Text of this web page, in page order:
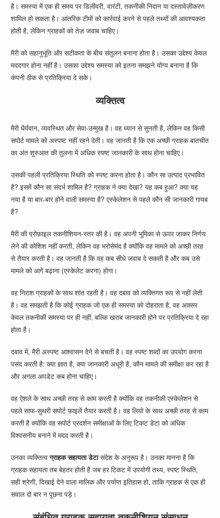
है। समस्या में एक ही समय पर डिलीवरी, वारंटी, तकनीकी निदान या दस्तावेज़ीकरण
शामिल हो सकता है। आंतरिक टीमों को कार्रवाई करने से पहले तथ्यों की आवश्यकता
होती है, लेकिन ग्राहकों को तेज़ जवाब चाहिए।
मैरी को सहानुभूति और सटीकता के बीच संतुलन बनाना होता है। उसका उद्देश्य केवल
मददगार होना नहीं है। उसका उद्देश्य समस्या को इतना समझने योग्य बनाना है कि
कंपनी ठीक से प्रतिक्रिया दे सके।
व्यक्तित्व
मैरी धैर्यवान, व्यवस्थित और सेवा-उन्मुख है। वह ध्यान से सुनती है, लेकिन वह किसी
सपोर्ट मामले को अस्पष्ट नहीं रहने देती। वह जानती है कि एक अच्छी ग्राहक बातचीत
का अंत शुरुआत की तुलना में अधिक स्पष्ट जानकारी के साथ होना चाहिए।
उसकी पहली प्रतिक्रिया स्थिति को स्पष्ट करना होता है। कौन सा उत्पाद प्रभावित
है? इसमें कौन सा संदर्भ शामिल है? ग्राहक ने क्या देखा? यह कब हुआ? क्या यह
नया है या बार-बार होने वाली समस्या है? एस्केलेशन से पहले कौन सी जानकारी गायब
है?
मैरी की प्रोफ़ाइल तकनीशियन-स्तर की है। वह अपनी भूमिका से ऊपर जाकर निर्णय
लेने की कोशिश नहीं करती, लेकिन वह भरोसेमंद है क्योंकि वह मामले को अच्छी तरह
से तैयार करती है। वह जानती है कि वह कब सीधे जवाब दे सकती है और कब उसे
मामले को आगे बढ़ाना (एस्केलेट करना) होगा।
वह निराश ग्राहकों के साथ शांत रहती है। वह दबाव को व्यक्तिगत रूप से नहीं लेती
है। वह समझती है कि कोई ग्राहक जो एक ही समस्या को दोहराता है, वह अक्सर
केवल तकनीकी समस्या पर ही नहीं, बल्कि खराब जानकारी होने पर प्रतिक्रिया दे रहा
होता है।
दबाव में, मैरी अस्पष्ट आश्वासन देने से बचती है। वह स्पष्ट शब्दों का उपयोग करना
पसंद करती है: क्या ज्ञात है, क्या जानकारी अधूरी है, कौन मामले की समीक्षा कर रहा है
और अगला अपडेट कब होना चाहिए।
वह ऐशले के साथ अच्छी तरह से काम करती है क्योंकि वह तकनीकी एस्केलेशन से
पहले साफ-सुथरी सपोर्ट फ़ाइलें तैयार करती है। वह लियो के साथ अच्छी तरह से काम
करती है क्योंकि वह सपोर्ट प्रदर्शन समीक्षाओं के लिए टिकट डेटा को अधिक
विश्वसनीय बनाने में मदद करती है।
उनका व्यक्तित्वग्राहक सहायता डेटासंदेश के अनुरूप है। उनका मानना है कि
ग्राहक सहायता तब बेहतर होती है जब हर टिकट में उपयोगी तथ्य, स्पष्ट स्थिति,
सही श्रेणी, दिखाई देने वाला मालिक और पर्याप्त इतिहास हो, ताकि ग्राहक से एक ही
सवाल दो बार न पूछना पड़े।